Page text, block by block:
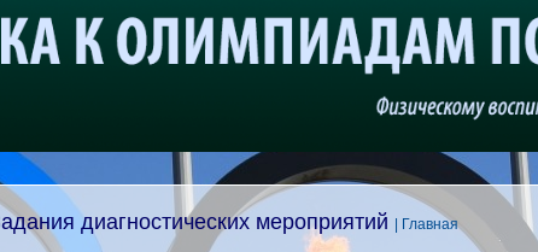
диагностических мероприятий | Главная